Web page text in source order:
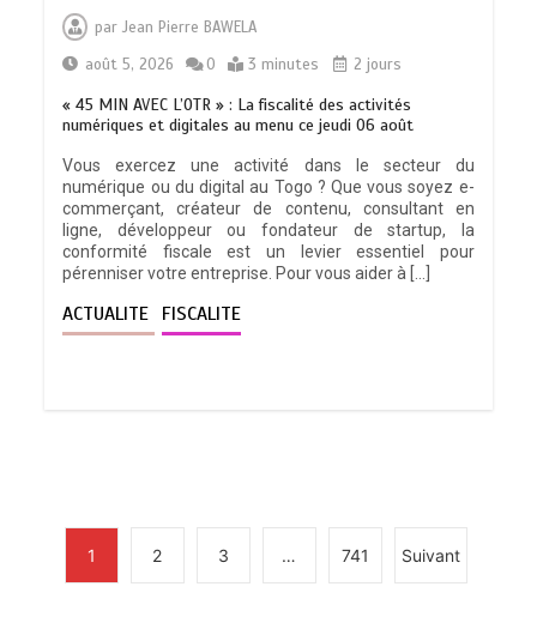
parJean Pierre BAWELA
août 5, 2026
0 3 minutes 2 jours
« 45 MIN AVEC L’OTR » : La fiscalité des activités
numériques et digitales au menu ce jeudi 06 août
Vous exercez une activité dans le secteur du
numérique ou du digital au Togo ? Que vous soyez e-
commerçant, créateur de contenu, consultant en
ligne, développeur ou fondateur de startup, la
conformité fiscale est un levier essentiel pour
pérenniser votre entreprise. Pour vous aider à […]
ACTUALITE FISCALITE
1 2 3 … 741 Suivant
0
BLITTA / SEMINAIRE NATIONAL DES
GOUVERNEURS ET PREFETS: … Vers
l’optimisation du service public
4 minutes